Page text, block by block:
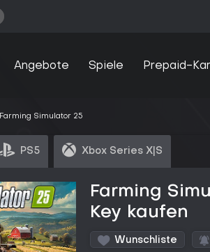
Angebote Spiele Prepaid-
Farming Simulator 25
PS5 Xbox Series X|S
Farming
Key kaufen
Wunschliste